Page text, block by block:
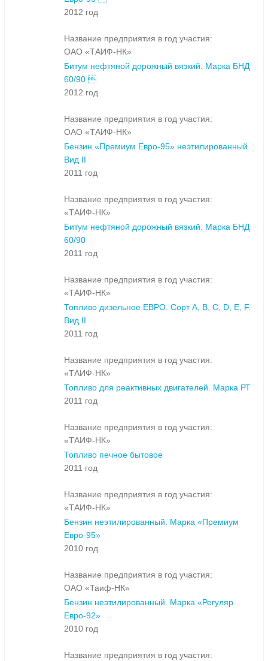
2012 год
Название предприятия в год участия:
ОАО «ТАИФ-НК»
Битум нефтяной дорожный вязкий. Марка БНД
60/90 
2012 год
Название предприятия в год участия:
ОАО «ТАИФ-НК»
Бензин «Премиум Евро-95» неэтилированный.
Вид II
2011 год
Название предприятия в год участия:
«ТАИФ-НК»
Битум нефтяной дорожный вязкий. Марка БНД
60/90
2011 год
Название предприятия в год участия:
«ТАИФ-НК»
Топливо дизельное ЕВРО. Сорт A, B, C, D, E, F.
Вид II
2011 год
Название предприятия в год участия:
«ТАИФ-НК»
Топливо для реактивных двигателей. Марка РТ
2011 год
Название предприятия в год участия:
«ТАИФ-НК»
Топливо печное бытовое
2011 год
Название предприятия в год участия:
«ТАИФ-НК»
Бензин неэтилированный. Марка «Премиум
Евро-95»
2010 год
Название предприятия в год участия:
ОАО «Таиф-НК»
Бензин неэтилированный. Марка «Регуляр
Евро-92»
2010 год
Название предприятия в год участия: